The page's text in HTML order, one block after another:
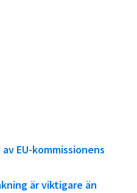
EU-kommissionens
är viktigare än